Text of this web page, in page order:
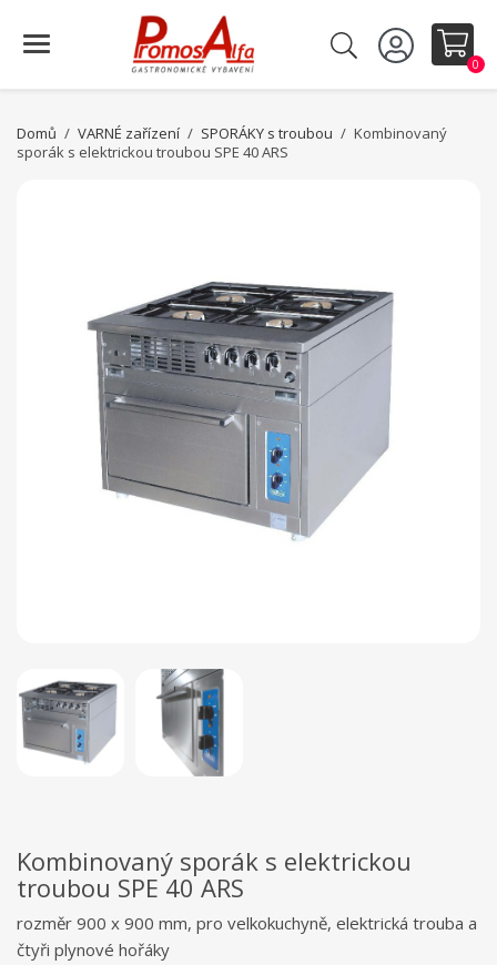
0
Domů VARNÉ zařízení SPORÁKY s troubou
Kombinovaný
sporák s elektrickou troubou SPE 40 ARS
Kombinovaný sporák s elektrickou
troubou SPE 40 ARS
rozměr 900 x 900 mm, pro velkokuchyně, elektrická trouba a
čtyři plynové hořáky